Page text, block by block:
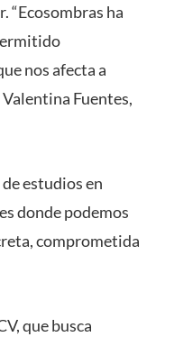
“Ecosombras ha
nos afecta a
Fuentes,
estudios en
donde podemos
comprometida
que busca